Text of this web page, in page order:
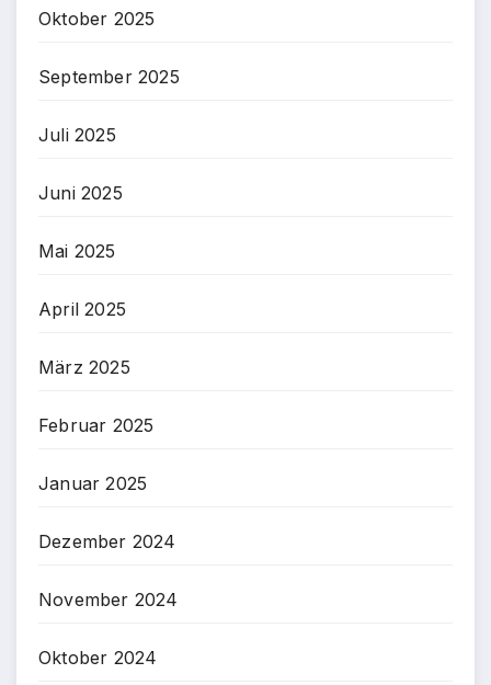
Oktober 2025
September 2025
Juli 2025
Juni 2025
Mai 2025
April 2025
März 2025
Februar 2025
Januar 2025
Dezember 2024
November 2024
Oktober 2024